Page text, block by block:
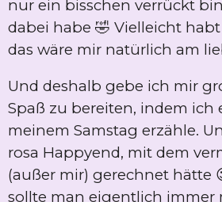
nur ein bisschen verrückt
dabei habe 🤣 Vielleicht
das wäre mir natürlich am
Und deshalb gebe ich mir
Spaß zu bereiten, indem ich
meinem Samstag erzähle.
rosa Happyend, mit dem
(außer mir) gerechnet hätte
sollte man eigentlich immer